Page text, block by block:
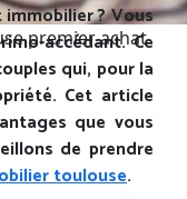
premier achat
? Vous
accédant. Ce
qui, pour la
Cet article
que vous
de prendre
toulouse.